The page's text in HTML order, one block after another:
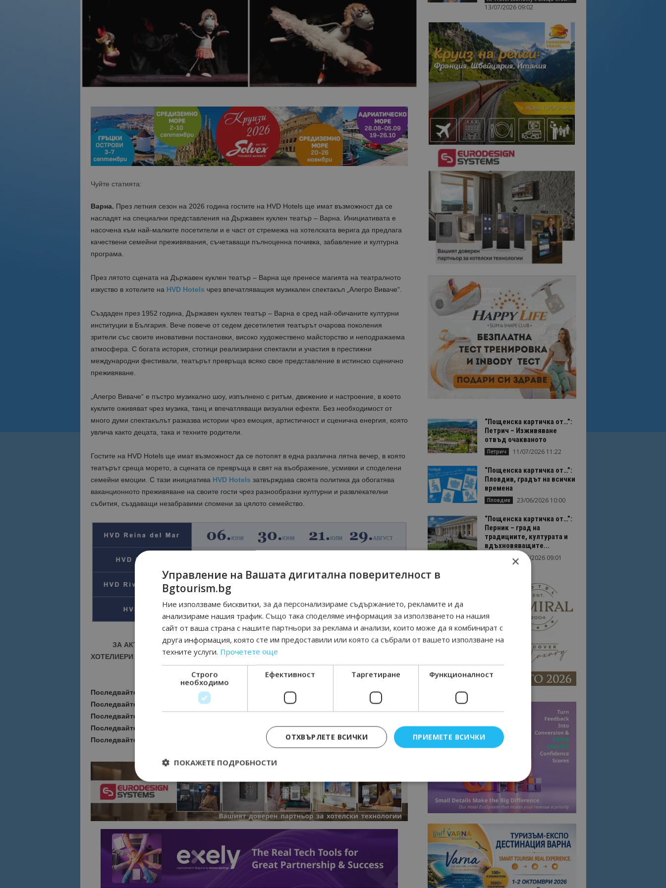
Чуйте статията:
Варна. През летния сезон на 2026 година гостите на HVD Hotels ще имат възможност да се
насладят на специални представления на Държавен куклен театър – Варна. Инициативата е
насочена към най-малките посетители и е част от стремежа на хотелската верига да предлага
качествени семейни преживявания, съчетаващи пълноценна почивка, забавление и културна
програма.
През лятото сцената на Държавен куклен театър – Варна ще пренесе магията на театралното
изкуство в хотелите на HVD Hotels чрез впечатляващия музикален спектакъл „Алегро Виваче“.
Създаден през 1952 година, Държавен куклен театър – Варна е сред най-обичаните културни
институции в България. Вече повече от седем десетилетия театърът очарова поколения
зрители със своите иновативни постановки, високо художествено майсторство и неподражаема
атмосфера. С богата история, стотици реализирани спектакли и участия в престижни
международни фестивали, театърът превръща всяко свое представление в истинско сценично
преживяване.
„Алегро Виваче“ е пъстро музикално шоу, изпълнено с ритъм, движение и настроение, в което
куклите оживяват чрез музика, танц и впечатляващи визуални ефекти. Без необходимост от
много думи спектакълът разказва истории чрез емоция, артистичност и сценична енергия, която
увлича както децата, така и техните родители.
Гостите на HVD Hotels ще имат възможност да се потопят в една различна лятна вечер, в която
театърът среща морето, а сцената се превръща в свят на въображение, усмивки и споделени
семейни емоции. С тази инициатива HVD Hotels затвърждава своята политика да обогатява
ваканционното преживяване на своите гости чрез разнообразни културни и развлекателни
събития, създаващи незабравими спомени за цялото семейство.
ЗА АКТУАЛНИ НОВИНИ И ПРОМОЦИИ НА АВИОКОМПАНИИ, ТУРОПЕРАТОРИ И
ХОТЕЛИЕРИ - ПРИСЪЕДИНЕТЕ СЕ КЪМ ВАЙБЪР КАНАЛА НА BGTOURISM.BG -
Последвайте ни за още актуални новини
Google News Showcase
Последвайте
Bgtourism.bg във VIBER
Последвайте
Последвайте
Последвайте
13/07/2026 09:02
“Пощенска картичка от…”:
Петрич – Изживяване
отвъд очакваното
Петрич 11/07/2026 11:22
“Пощенска картичка от…”:
Пловдив, градът на всички
времена
Пловдив 23/06/2026 10:00
“Пощенска картичка от…”:
Перник – град на
традициите, културата и
вдъхновяващите...
17/06/2026 09:01
×
Управление на Вашата дигитална поверителност в
Bgtourism.bg
Ние използваме бисквитки, за да персонализираме съдържанието, рекламите и да
анализираме нашия трафик. Също така споделяме информация за използването на нашия
сайт от ваша страна с нашите партньори за реклама и анализи, които може да я комбинират с
друга информация, която сте им предоставили или която са събрали от вашето използване на
техните услуги. Прочетете още
Строго
необходимо
Ефективност Таргетиране Функционалност
ПРИЕМЕТЕ ВСИЧКИ
ОТХВЪРЛЕТЕ ВСИЧКИ
ПОКАЖЕТЕ ПОДРОБНОСТИ
Строго необходимо Ефективност Таргетиране Функционалност
Строго необходимите бисквитки позволяват основната функционалност на уебсайта, като потребителско влизане и
управление на акаунта. Уебсайтът не може да се използва правилно без строго необходими бисквитки.
Доставчик
Домейн
до
Описание
cookie_notice_accepted
lisandraramos.com
7 дни
Тази бисквитка се използва, за да запомните съгласието
на потребителя за използването на бисквитки на сайта.